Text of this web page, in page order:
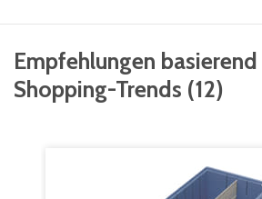
Empfehlungen
Shopping-Trends (12)